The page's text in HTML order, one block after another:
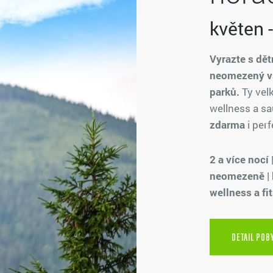
květen
Vyrazte s
neomezený
parků. Ty
wellness a
zdarma i
2 a více nocí
neomezeně
wellness a
DETAIL